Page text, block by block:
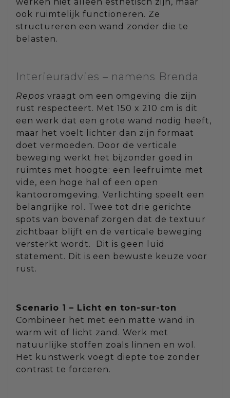
ook ruimtelijk functioneren. Ze
structureren een wand zonder die te
belasten.
Interieuradvies – namens Brenda
Repos vraagt om een omgeving die zijn
rust respecteert. Met 150 x 210 cm is dit
een werk dat een grote wand nodig heeft,
maar het voelt lichter dan zijn formaat
doet vermoeden. Door de verticale
beweging werkt het bijzonder goed in
ruimtes met hoogte: een leefruimte met
vide, een hoge hal of een open
kantooromgeving. Verlichting speelt een
belangrijke rol. Twee tot drie gerichte
spots van bovenaf zorgen dat de textuur
zichtbaar blijft en de verticale beweging
versterkt wordt. Dit is geen luid
statement. Dit is een bewuste keuze voor
rust.
Scenario 1 – Licht en ton-sur-ton
Combineer het met een matte wand in
warm wit of licht zand. Werk met
natuurlijke stoffen zoals linnen en wol.
Het kunstwerk voegt diepte toe zonder
contrast te forceren.